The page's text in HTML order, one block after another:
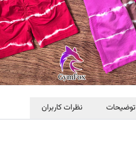
توضیحات نظرات کاربران